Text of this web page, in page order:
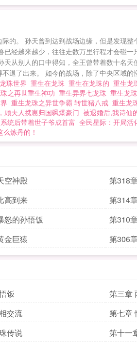
的。 孙天曾到达到战场边缘，但是发现
经越来越少，往往走数万里行程才会碰
从别人的口中得知，全王曾带着数十名
退了出来。 如今的战场，除了中央区域的
珠世界 重生在龙珠 重生在龙珠的 重生龙
之再世重生神功 重生异界七龙珠 重生龙
重生龙珠之异世争霸 转世猪八戒 重生龙
顾夫人携崽归国飒爆豪门 被退婚后,我诗仙
统后带着世子爷成首富 全民星际：开局活
么炼丹的！
空神殿 第318
高到来 第314
怒的孙悟饭 第310
金巨猿 第306
饭 第三章
交流 第七章
传说 第十一